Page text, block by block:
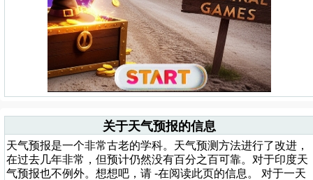
关于天气预报的信息
天气预报是一个非常古老的学科。天气预测方法进行了改进，
在过去几年非常，但预计仍然没有百分之百可靠。对于印度天
气预报也不例外。想想吧，请 -在阅读此页的信息。 对于一天